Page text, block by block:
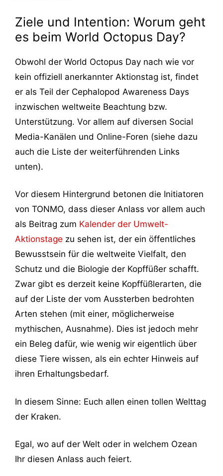
Ziele und Intention: Worum geht
es beim World Octopus Day?
Obwohl der World Octopus Day nach wie vor
kein offiziell anerkannter Aktionstag ist, findet
er als Teil der Cephalopod Awareness Days
inzwischen weltweite Beachtung bzw.
Unterstützung. Vor allem auf diversen Social
Media-Kanälen und Online-Foren (siehe dazu
auch die Liste der weiterführenden Links
unten).
Vor diesem Hintergrund betonen die Initiatoren
von TONMO, dass dieser Anlass vor allem auch
als Beitrag zum Kalender der Umwelt-
Aktionstage zu sehen ist, der ein öffentliches
Bewusstsein für die weltweite Vielfalt, den
Schutz und die Biologie der Kopffüßer schafft.
Zwar gibt es derzeit keine Kopffüßlerarten, die
auf der Liste der vom Aussterben bedrohten
Arten stehen (mit einer, möglicherweise
mythischen, Ausnahme). Dies ist jedoch mehr
ein Beleg dafür, wie wenig wir eigentlich über
diese Tiere wissen, als ein echter Hinweis auf
ihren Erhaltungsbedarf.
In diesem Sinne: Euch allen einen tollen Welttag
der Kraken.
Egal, wo auf der Welt oder in welchem Ozean
Ihr diesen Anlass auch feiert.